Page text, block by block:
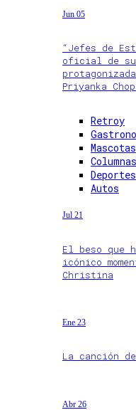
Jun 05
“Jefes de
oficial de su
Priyanka
Retroy
Mascotas
Columnas
Deportes
Autos
Jul 21
El beso que
icónico
Christina
Ene 23
La canción
Abr 26